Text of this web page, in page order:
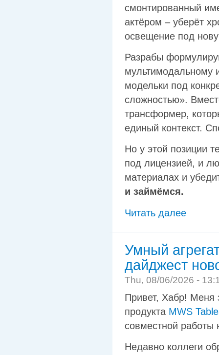
смонтированный
актёром – уберёт
освещение под
Разрабы
мультимодальному
модельки под
сложностью».
трансформер,
единый контекст.
Но у этой позиции
под лицензией, и
материалах и
и займёмся.
Читать далее
Умный
дайджест
Thu, 08/06/2026 -
Привет, Хабр! Меня
продукта MWS
совместной работы
Недавно коллеги